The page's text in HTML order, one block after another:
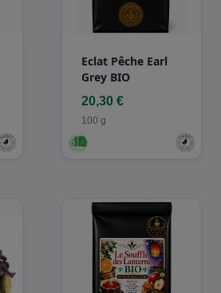
Eclat Pêche Earl
Grey BIO
20,30 €
100 g